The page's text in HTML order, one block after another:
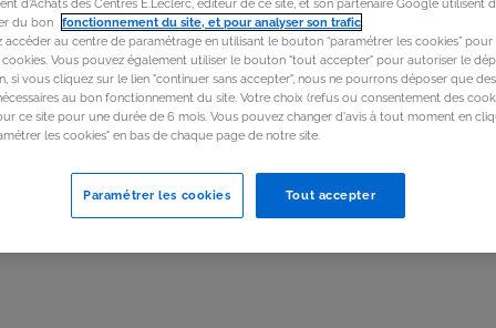
du bon fonctionnement du site, et pour analyser son trafic
accéder au centre de paramétrage en utilisant le bouton “paramétrer les cookies”
cookies. Vous pouvez également utiliser le bouton "tout accepter" pour autoriser le
si vous cliquez sur le lien "continuer sans accepter", nous ne pourrons déposer que
au bon fonctionnement du site. Votre choix (refus ou consentement des
ce site pour une durée de 6 mois. Vous pouvez changer d'avis à tout moment en
les cookies" en bas de chaque page de notre site.
Tout accepter
Paramétrer les cookies